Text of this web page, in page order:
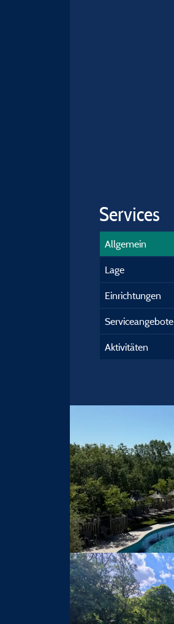
Services
Allgemein
Lage
Einrichtungen
Serviceangebote
Aktivitäten